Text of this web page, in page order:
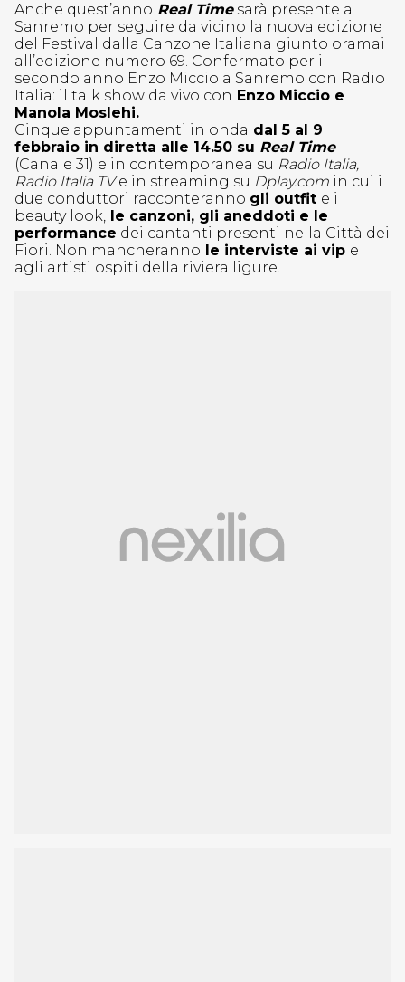
Anche quest’anno Real Timesarà presente a
Sanremo per seguire da vicino la nuova edizione
del Festival dalla Canzone Italiana giunto oramai
all’edizione numero 69. Confermato per il
secondo anno Enzo Miccio a Sanremo con Radio
Italia: il talk show da vivo con Enzo Miccio e
Manola Moslehi.
Cinque appuntamenti in onda dal 5 al 9
febbraio in diretta alle 14.50 su Real Time
(Canale 31) e in contemporanea su Radio Italia,
Radio Italia TVe in streaming su Dplay.com in cui i
due conduttori racconteranno gli outfit e i
beauty look, le canzoni, gli aneddoti e le
performance dei cantanti presenti nella Città dei
Fiori. Non mancheranno le interviste ai vip e
agli artisti ospiti della riviera ligure.